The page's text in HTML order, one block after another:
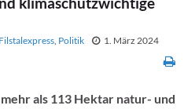
Filstalexpress, Politik 1. März 2024
als 113 Hektar natur- und